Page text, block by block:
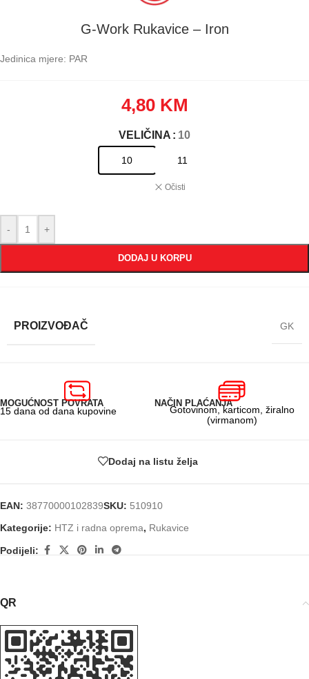
G-Work Rukavice – Iron
Jedinica mjere: PAR
4,80 KM
VELIČINA : 10
10 11
Očisti
- +
DODAJ U KORPU
PROIZVOĐAČ GK
MOGUĆNOST POVRATA
15 dana od dana kupovine
NAČIN PLAĆANJA
Gotovinom, karticom, žiralno
(virmanom)
Dodaj na listu želja
EAN: 38770000102839SKU: 510910
Kategorije: HTZ i radna oprema, Rukavice
Podijeli:
QR